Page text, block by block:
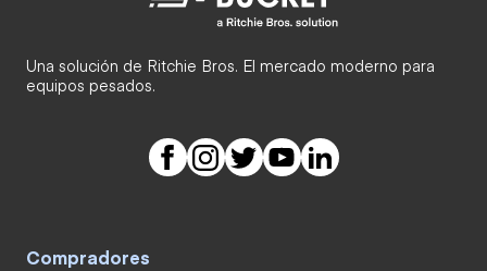
Una solución de Ritchie Bros. El mercado moderno para
equipos pesados.
Compradores